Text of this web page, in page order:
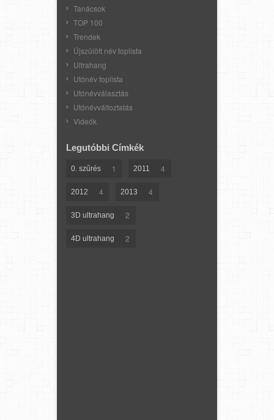
Tanácsok
TOP 100
Trendek
Újszülött név toplista
Ultrahang
Utónév toplista
Utónévválasztás
Utónévváltoztatás
Videók
Legutóbbi Címkék
0. szűrés 1 2011 4
2012 4 2013 4
3D ultrahang 2
4D ultrahang 2